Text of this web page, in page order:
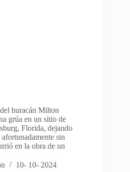
huracán Milton
grúa en un sitio de
Florida, dejando
sin
en la obra de un
10- 10- 2024